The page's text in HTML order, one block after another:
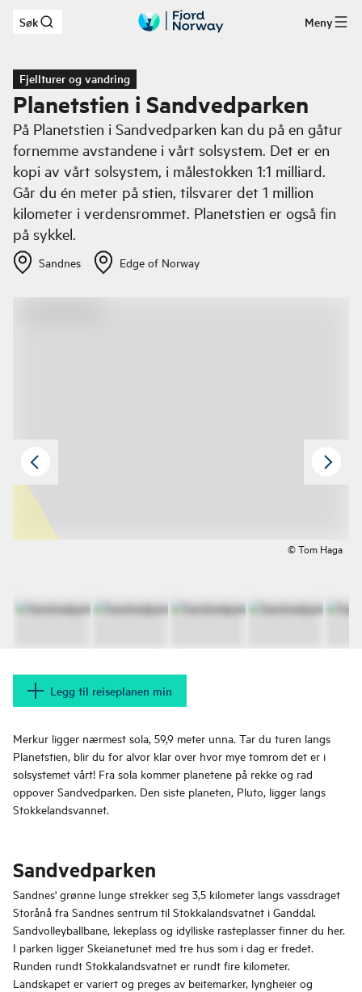
Hopp til hovedinnhold
Søk Meny
Fjellturer og vandring
Planetstien i Sandvedparken
På Planetstien i Sandvedparken kan du på en gåtur
fornemme avstandene i vårt solsystem. Det er en
kopi av vårt solsystem, i målestokken 1:1 milliard.
Går du én meter på stien, tilsvarer det 1 million
kilometer i verdensrommet. Planetstien er også fin
på sykkel.
Sandnes Edge of Norway
© Tom Haga
Legg til reiseplanen min
Merkur ligger nærmest sola, 59,9 meter unna. Tar du turen langs
Planetstien, blir du for alvor klar over hvor mye tomrom det er i
solsystemet vårt! Fra sola kommer planetene på rekke og rad
oppover Sandvedparken. Den siste planeten, Pluto, ligger langs
Stokkelandsvannet.
Sandvedparken
Sandnes' grønne lunge strekker seg 3,5 kilometer langs vassdraget
Storånå fra Sandnes sentrum til Stokkalandsvatnet i Ganddal.
Sandvolleyballbane, lekeplass og idylliske rasteplasser finner du her.
I parken ligger Skeianetunet med tre hus som i dag er fredet.
Runden rundt Stokkalandsvatnet er rundt fire kilometer.
Landskapet er variert og preges av beitemarker, lyngheier og